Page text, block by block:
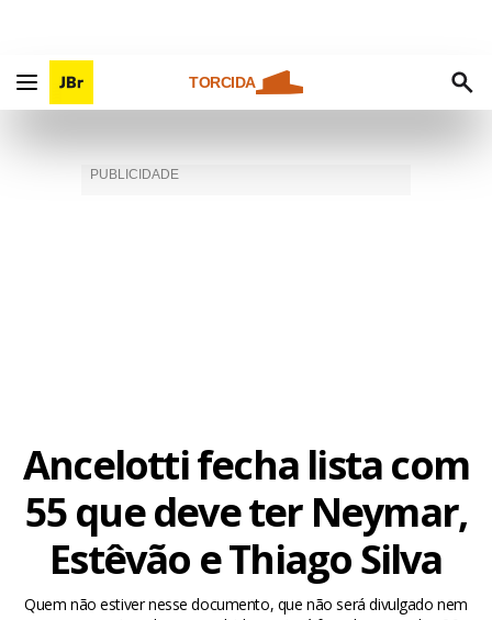
TORCIDA
Ancelotti fecha lista com
55 que deve ter Neymar,
Estêvão e Thiago Silva
Quem não estiver nesse documento, que não será divulgado nem